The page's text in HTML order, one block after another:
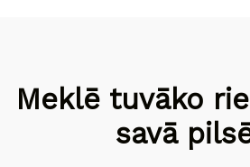
Meklē tuvāko
savā